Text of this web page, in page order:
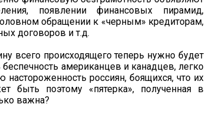
появлении финансовых пирамид,
обращении к «черным» кредиторам,
договоров и т.д.
всего происходящего теперь нужно будет
американцев и канадцев, легко
россиян, боящихся, что их
быть поэтому «пятерка», полученная в
важна?